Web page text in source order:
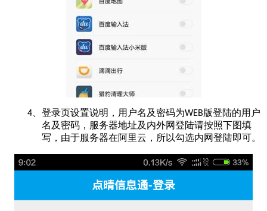
4、 登录页设置说明，用户名及密码为WEB版登陆的用户
名及密码，服务器地址及内外网登陆请按照下图填
写，由于服务器在阿里云，所以勾选内网登陆即可。